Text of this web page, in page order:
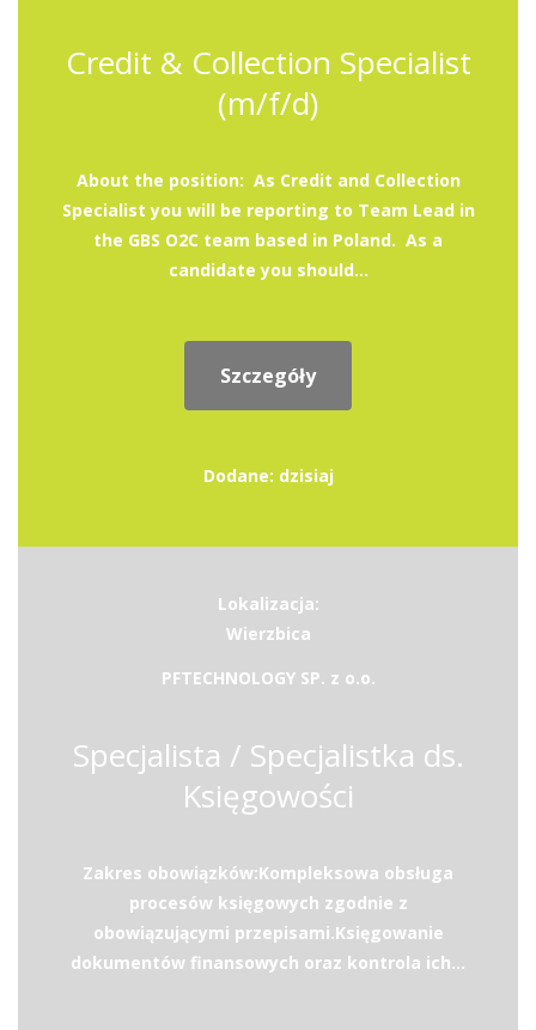
Credit & Collection Specialist
(m/f/d)
About the position: As Credit and Collection
Specialist you will be reporting to Team Lead in
the GBS O2C team based in Poland. As a
candidate you should...
Szczegóły
Dodane: dzisiaj
Lokalizacja:
Wierzbica
PFTECHNOLOGY SP. z o.o.
Specjalista / Specjalistka ds.
Księgowości
Zakres obowiązków:Kompleksowa obsługa
procesów księgowych zgodnie z
obowiązującymi przepisami.Księgowanie
dokumentów finansowych oraz kontrola ich...